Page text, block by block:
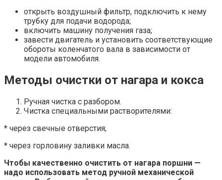
открыть воздушный фильтр, подключить к нему
трубку для подачи водорода;
включить машину получения газа;
завести двигатель и установить соответствующие
обороты коленчатого вала в зависимости от
модели автомобиля.
Методы очистки от нагара и кокса
Ручная чистка с разбором.
Чистка специальными растворителями:
* через свечные отверстия;
* через горловину заливки масла.
Чтобы качественно очистить от нагара поршни —
надо использовать метод ручной механической